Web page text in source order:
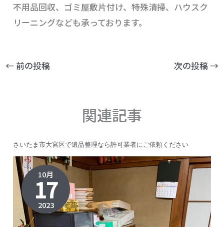
不用品回収、ゴミ屋敷片付け、特殊清掃、ハウスク
リーニングなども承っております。
←前の投稿 次の投稿 →
関連記事
さいたま市大宮区で遺品整理なら許可業者にご依頼ください
10月
17
2023
2024年3